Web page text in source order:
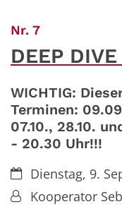
Nr. 7:
DEEP
WICHTIG:
Terminen:
07.10., 28.10.
- 20.30 Uhr!!!
Datum:Dienstag, 9.
Von:Kooperator